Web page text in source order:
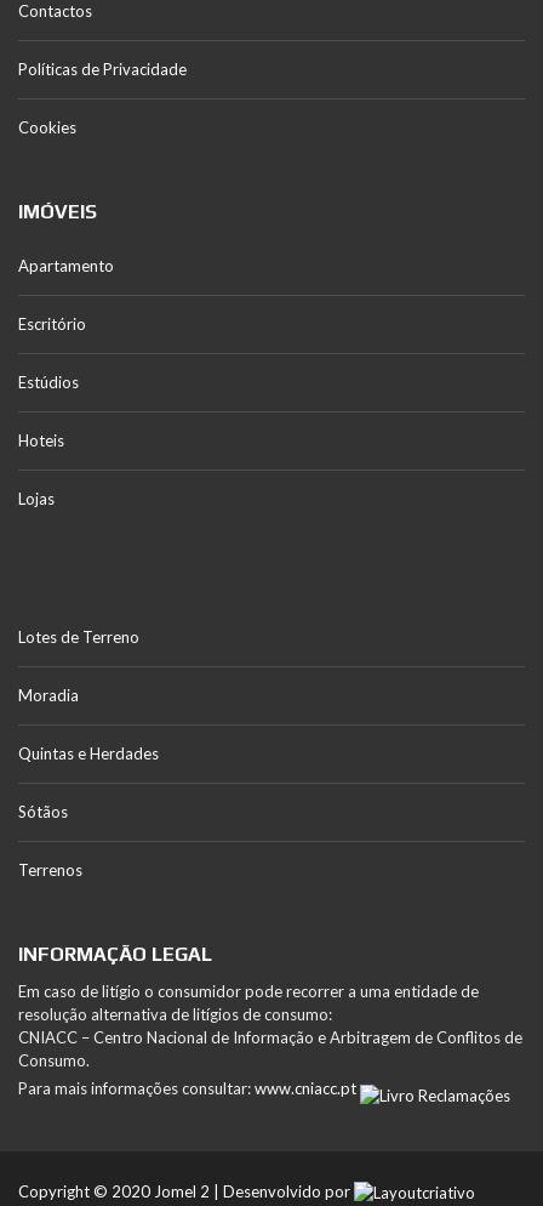
Contactos
Políticas de Privacidade
Cookies
IMÓVEIS
Apartamento
Escritório
Estúdios
Hoteis
Lojas
Lotes de Terreno
Moradia
Quintas e Herdades
Sótãos
Terrenos
INFORMAÇÃO LEGAL
Em caso de litígio o consumidor pode recorrer a uma entidade de
resolução alternativa de litígios de consumo:
CNIACC – Centro Nacional de Informação e Arbitragem de Conflitos de
Consumo.
Para mais informações consultar:www.cniacc.pt
Copyright © 2020 Jomel 2 | Desenvolvido por